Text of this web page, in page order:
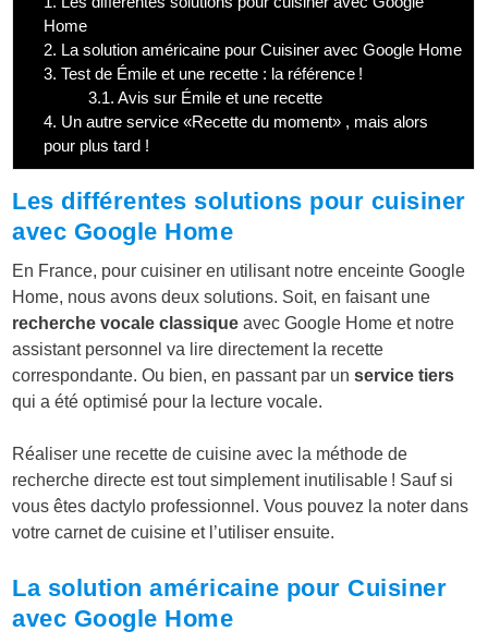
Home
2. La solution américaine pour Cuisiner avec Google Home
3. Test de Émile et une recette : la référence !
3.1. Avis sur Émile et une recette
4. Un autre service «Recette du moment» , mais alors
pour plus tard !
Les différentes solutions pour cuisiner
avec Google Home
En France, pour cuisiner en utilisant notre enceinte Google
Home, nous avons deux solutions. Soit, en faisant une
recherche vocale classique avec Google Home et notre
assistant personnel va lire directement la recette
correspondante. Ou bien, en passant par un service tiers
qui a été optimisé pour la lecture vocale.
Réaliser une recette de cuisine avec la méthode de
recherche directe est tout simplement inutilisable ! Sauf si
vous êtes dactylo professionnel. Vous pouvez la noter dans
votre carnet de cuisine et l’utiliser ensuite.
La solution américaine pour Cuisiner
avec Google Home